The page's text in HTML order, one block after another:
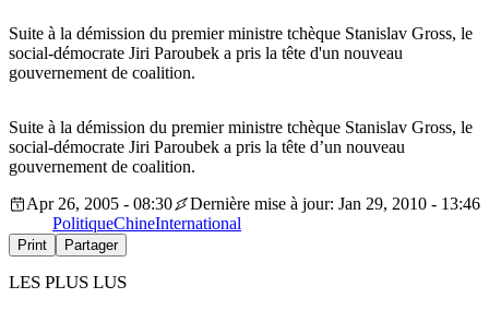
Suite à la démission du premier ministre tchèque Stanislav Gross, le
social-démocrate Jiri Paroubek a pris la tête d'un nouveau
gouvernement de coalition.
Suite à la démission du premier ministre tchèque Stanislav Gross, le
social-démocrate Jiri Paroubek a pris la tête d’un nouveau
gouvernement de coalition.
Apr 26, 2005 - 08:30
Dernière mise à jour: Jan 29, 2010 - 13:46
PolitiqueChineInternational
Print Partager
LES PLUS LUS